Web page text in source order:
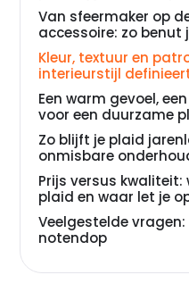
Van sfeermaker op
accessoire: zo
Kleur, textuur en
interieurstijl
Een warm gevoel,
voor een duurzame
Zo blijft je plaid
onmisbare
Prijs versus
plaid en waar let je
Veelgestelde
notendop